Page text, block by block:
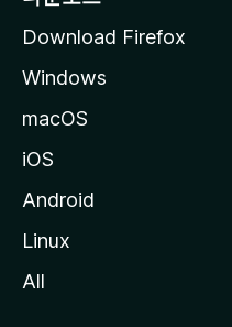
Download Firefox
Windows
macOS
iOS
Android
Linux
All